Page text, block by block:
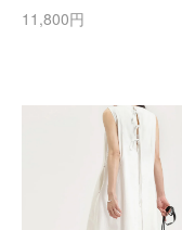
11,800円